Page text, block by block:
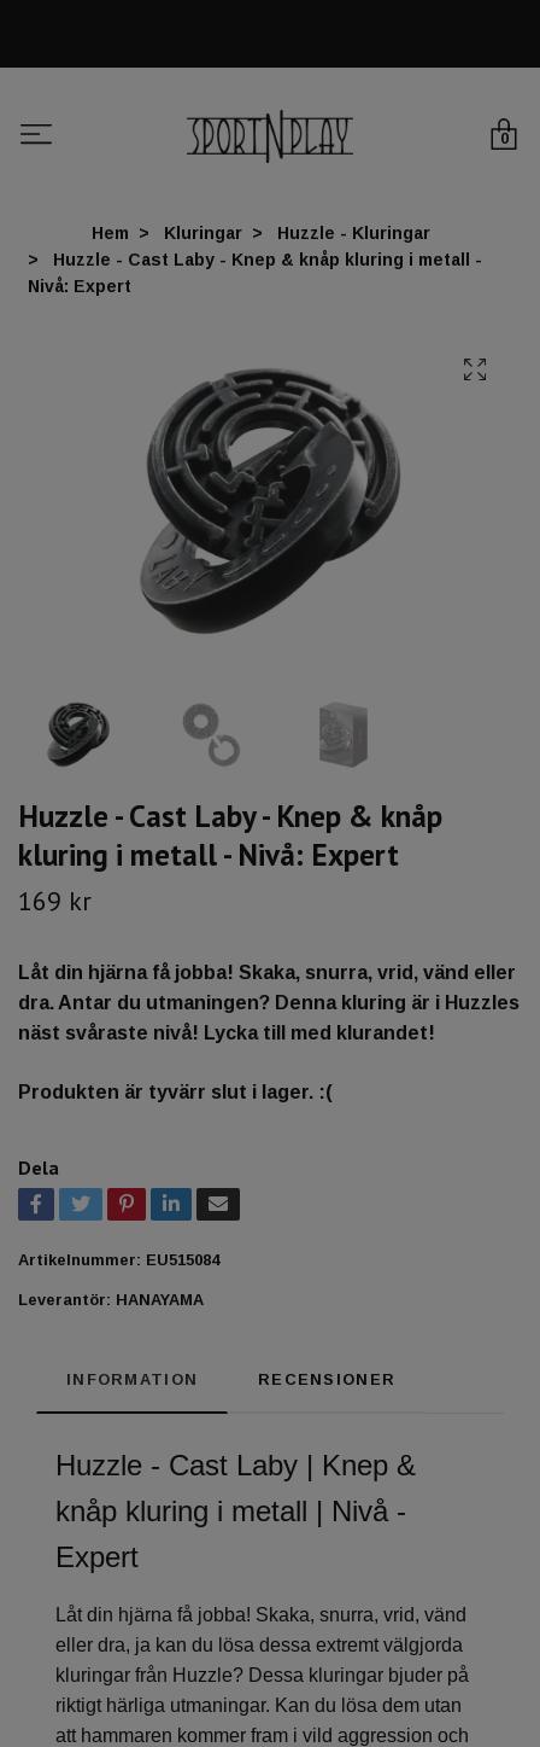
0
Hem Kluringar
Huzzle - Kluringar
Huzzle - Cast Laby - Knep & knåp kluring i metall -
Nivå: Expert
Huzzle - Cast Laby - Knep & knåp
kluring i metall - Nivå: Expert
169 kr
Låt din hjärna få jobba! Skaka, snurra, vrid, vänd eller
dra. Antar du utmaningen? Denna kluring är i Huzzles
näst svåraste nivå! Lycka till med klurandet!
Produkten är tyvärr slut i lager. :(
Dela
Artikelnummer: EU515084
Leverantör: HANAYAMA
INFORMATION RECENSIONER
Huzzle - Cast Laby | Knep &
knåp kluring i metall | Nivå -
Expert
Låt din hjärna få jobba! Skaka, snurra, vrid, vänd
eller dra, ja kan du lösa dessa extremt välgjorda
kluringar från Huzzle? Dessa kluringar bjuder på
riktigt härliga utmaningar. Kan du lösa dem utan
att hammaren kommer fram i vild aggression och